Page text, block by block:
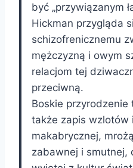
być „przywiązanym
Hickman przygląda
schizofrenicznemu
mężczyzną i owym
relacjom tej
przeciwną.
Boskie przyrodzenie
także zapis wzlotów
makabrycznej,
zabawnej i smutnej,